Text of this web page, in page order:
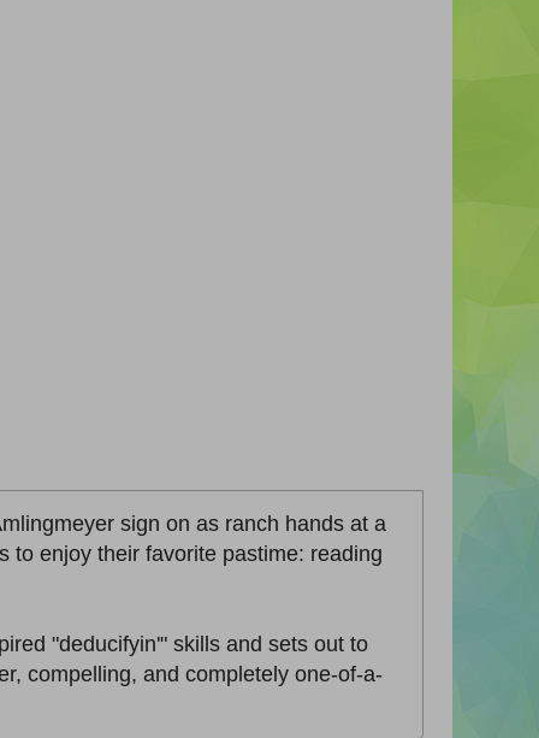
sign on as ranch hands at a
to enjoy their favorite pastime: reading
"deducifyin'" skills and sets out to
compelling, and completely one-of-a-